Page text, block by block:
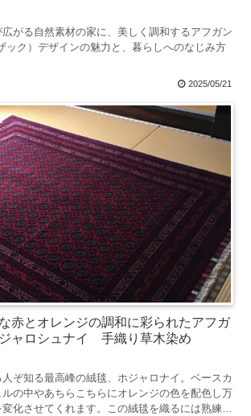
がる自然素材の家に、美しく調和するアフガン
ック）デザインの魅力と、暮らしへのなじみ方
2025/05/21
赤とオレンジの調和に彩られたアフガ
ジャロシュナイ 手織り草木染め
ぞ知る最高峰の絨毯、ホジャロナイ。ベースカ
の中やあちらこちらにオレンジの色を配色し万
化させてくれます。この絨毯を織るには熟練の